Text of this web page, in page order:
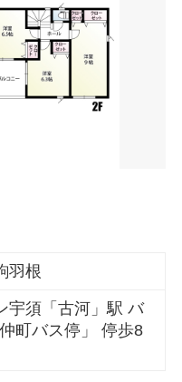
羽根
宇須「古河」駅 バ
町バス停」 停歩8